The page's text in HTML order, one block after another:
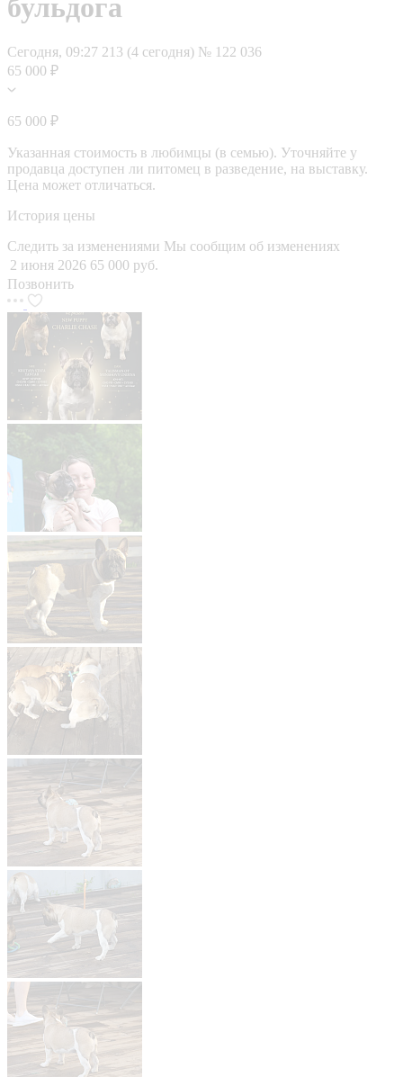
бульдога
Сегодня, 09:27 213 (4 сегодня) № 122 036
65 000 ₽
65 000 ₽
Указанная стоимость в любимцы (в семью). Уточняйте у
продавца доступен ли питомец в разведение, на выставку.
Цена может отличаться.
История цены
Следить за изменениями Мы сообщим об изменениях
2 июня 2026 65 000 руб.
Позвонить